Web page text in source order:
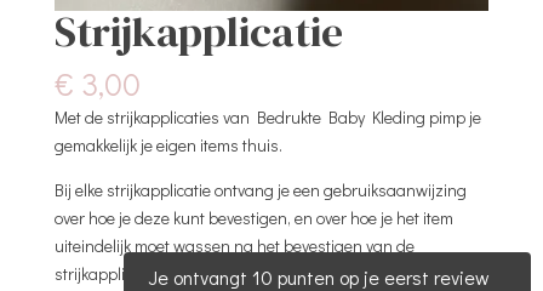
Strijkapplicatie
€ 3,00
Met de strijkapplicaties van Bedrukte Baby Kleding pimp je
gemakkelijk je eigen items thuis.
Bij elke strijkapplicatie ontvang je een gebruiksaanwijzing
over hoe je deze kunt bevestigen, en over hoe je het item
uiteindelijk moet wassen na het bevestigen van de
strijkapplicatie.Je ontvangt 10 punten op je eerst review